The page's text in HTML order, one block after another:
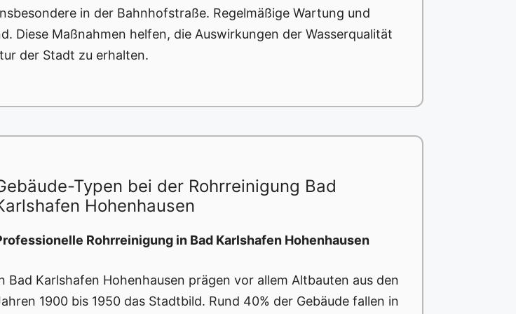
in der Bahnhofstraße. Regelmäßige Wartung und
Diese Maßnahmen helfen, die Auswirkungen der Wasserqualität
der Stadt zu erhalten.
Typen bei der Rohrreinigung Bad
Hohenhausen
Rohrreinigung in Bad Karlshafen Hohenhausen
Bad Karlshafen Hohenhausen prägen vor allem Altbauten aus den
1900 bis 1950 das Stadtbild. Rund 40% der Gebäude fallen in